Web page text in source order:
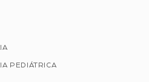
PEDIÁTRICA